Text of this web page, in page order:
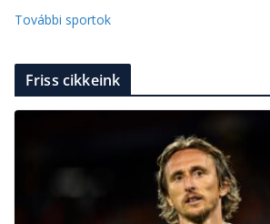
További sportok
Friss cikkeink